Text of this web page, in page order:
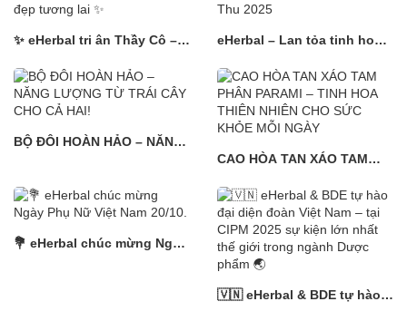
✨ eHerbal tri ân Thầy Cô –
làm đẹp tương lai ✨
eHerbal – Lan tỏa tinh hoa
Mùa Thu 2025
BỘ ĐÔI HOÀN HẢO – NĂNG
CAO HÒA TAN XÁO TAM
THIÊN NHIÊN CHO SỨC
KHỎE MỖI NGÀY
💐 eHerbal chúc mừng Ngày
🇻🇳 eHerbal & BDE tự hào